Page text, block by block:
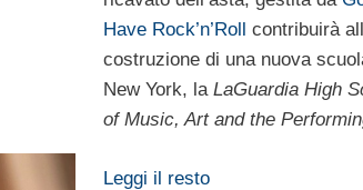
Have Rock’n’Roll
contribuirà
costruzione di una nuova
New York, laLaGuardia High
of Music, Art and the
Leggi il resto